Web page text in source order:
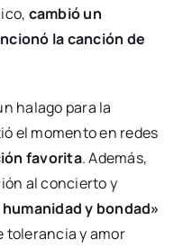
cambió un
la canción de
halago para la
el momento en redes
favorita. Además,
al concierto y
y bondad»
tolerancia y amor